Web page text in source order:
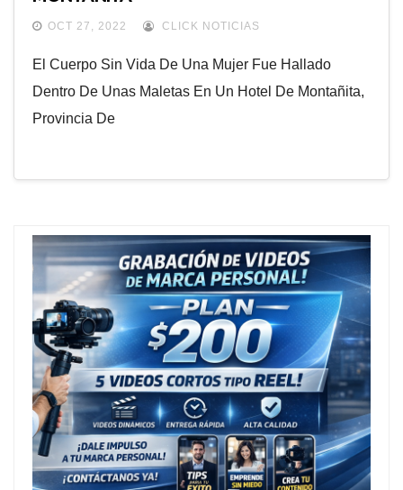
OCT 27, 2022 CLICK NOTICIAS
El Cuerpo Sin Vida De Una Mujer Fue Hallado
Dentro De Unas Maletas En Un Hotel De Montañita,
Provincia De